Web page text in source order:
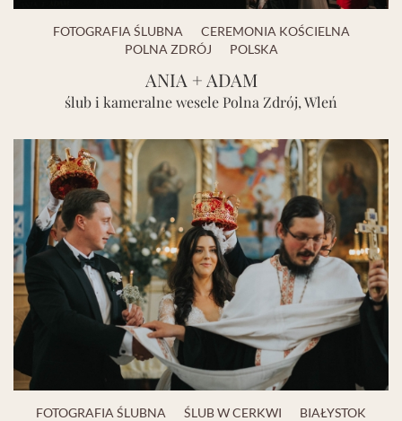
FOTOGRAFIA ŚLUBNA
CEREMONIA KOŚCIELNA
POLNA ZDRÓJ
POLSKA
ANIA + ADAM
ślub i kameralne wesele Polna Zdrój, Wleń
FOTOGRAFIA ŚLUBNA ŚLUB W CERKWI
BIAŁYSTOK